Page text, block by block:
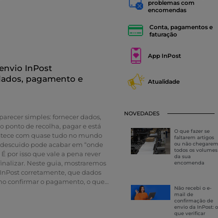
de seguimento e quando entrar
está correto. Também pode
SMS, rever a sua conta ou
de seguimento, caso já tenha
pode incluir informações
de seguimento. Este
lhe permite consultar o
e verificar se já foi registado na
InPost
pagamento e
simples: fornecer dados,
ponto de recolha, pagar e está
com quase tudo no mundo
pode acabar em “onde
por isso que vale a pena rever
Neste guia, mostraremos
corretamente, que dados
confirmar o pagamento, o que
e o que fazer se detetar um
problemas com
encomendas
Conta, pagamentos e
faturação
App InPost
Atualidade
NOVEDADES
O que fazer se
faltarem artigos
ou não chegarem
todos os volumes
da sua
encomenda
Não recebi o e-
mail de
confirmação de
envio da InPost: o
que verificar